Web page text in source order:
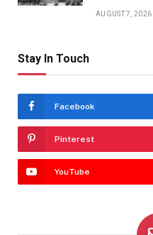
AUGUST 7, 2026
Stay In Touch
Facebook
Pinterest
YouTube